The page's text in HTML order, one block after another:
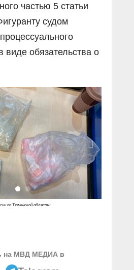
частью 5 статьи
судом
виде обязательства о
по Тюменской области
на МВД МЕДИА в